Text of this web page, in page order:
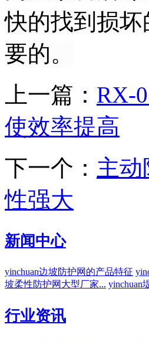
快的找到损
要的。
上一篇： RX-
使效率提高
下一个： 主
性强大
新闻中心
yinchuan边坡防护网的产品特征
坡柔性防护网大型厂家... yinchuan
行业资讯